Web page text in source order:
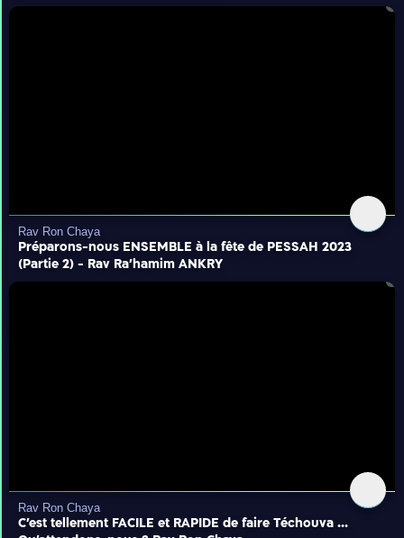
Rav Ron Chaya
Préparons-nous ENSEMBLE à la fête de PESSAH 2023
(Partie 2) - Rav Ra'hamim ANKRY
Rav Ron Chaya
C'est tellement FACILE et RAPIDE de faire Téchouva ...